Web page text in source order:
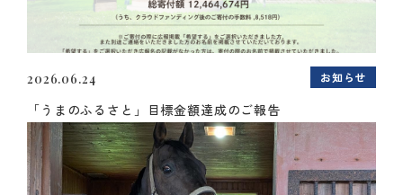
2026.06.24 お知らせ
「うまのふるさと」目標金額達成のご報告